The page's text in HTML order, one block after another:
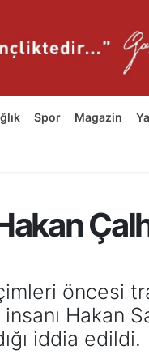
Spor Magazin
öncesi
Hakan
iddia edildi.